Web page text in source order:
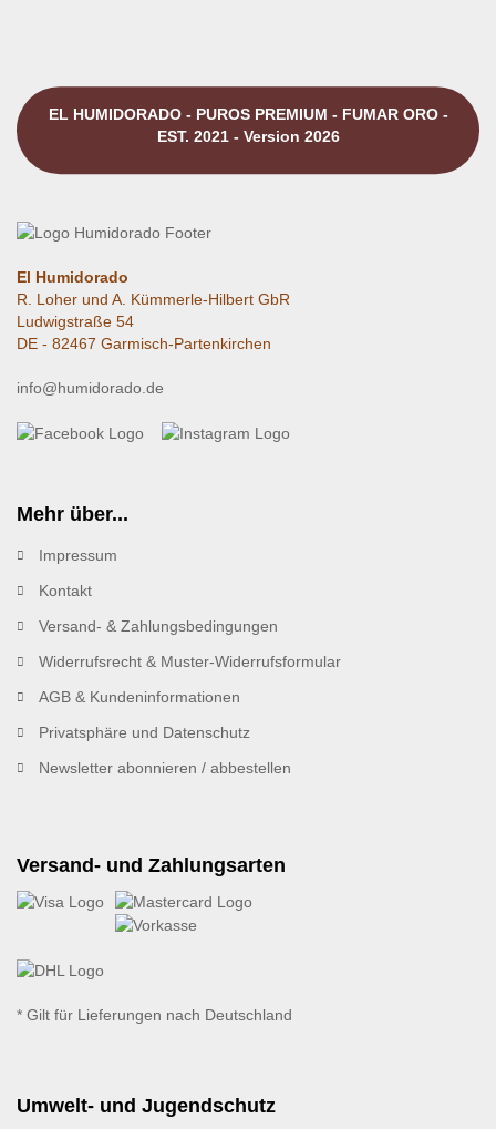
EL HUMIDORADO - PUROS PREMIUM - FUMAR ORO -
EST. 2021 - Version 2026
El Humidorado
R. Loher und A. Kümmerle-Hilbert GbR
Ludwigstraße 54
DE - 82467 Garmisch-Partenkirchen
info@humidorado.de
Mehr über...
Impressum
Kontakt
Versand- & Zahlungsbedingungen
Widerrufsrecht & Muster-Widerrufsformular
AGB & Kundeninformationen
Privatsphäre und Datenschutz
Newsletter abonnieren / abbestellen
Versand- und Zahlungsarten
* Gilt für Lieferungen nach Deutschland
Umwelt- und Jugendschutz